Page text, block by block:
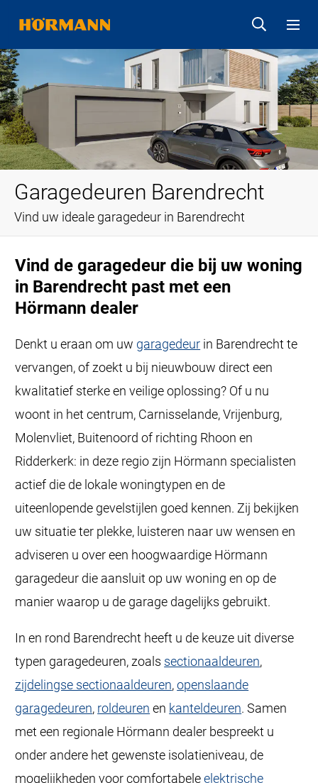
Garagedeuren Barendrecht
Vind uw ideale garagedeur in Barendrecht
Vind de garagedeur die bij uw woning
in Barendrecht past met een
Hörmann dealer
Denkt u eraan om uw garagedeur in Barendrecht te
vervangen, of zoekt u bij nieuwbouw direct een
kwalitatief sterke en veilige oplossing? Of u nu
woont in het centrum, Carnisselande, Vrijenburg,
Molenvliet, Buitenoord of richting Rhoon en
Ridderkerk: in deze regio zijn Hörmann specialisten
actief die de lokale woningtypen en de
uiteenlopende gevelstijlen goed kennen. Zij bekijken
uw situatie ter plekke, luisteren naar uw wensen en
adviseren u over een hoogwaardige Hörmann
garagedeur die aansluit op uw woning en op de
manier waarop u de garage dagelijks gebruikt.
In en rond Barendrecht heeft u de keuze uit diverse
typen garagedeuren, zoals sectionaaldeuren,
zijdelingse sectionaaldeuren,openslaande
garagedeuren, roldeuren en kanteldeuren. Samen
met een regionale Hörmann dealer bespreekt u
onder andere het gewenste isolatieniveau, de
mogelijkheden voor comfortabeleelektrische